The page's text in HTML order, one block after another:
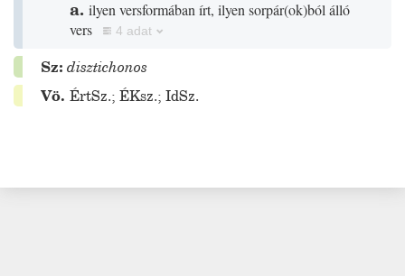
a. ilyen versformában írt, ilyen sorpár(ok)ból álló
vers
4 adat
Sz: disztichonos
Vö. ÉrtSz.; ÉKsz.; IdSz.